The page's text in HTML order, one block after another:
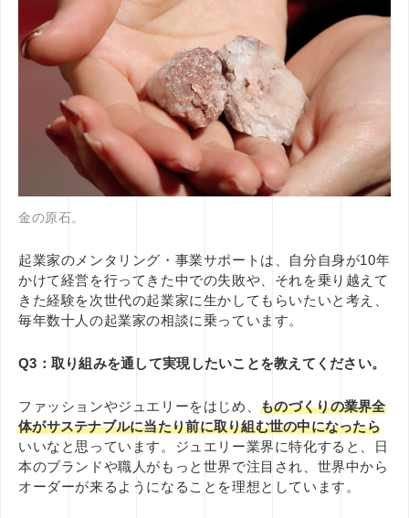
金の原石。
起業家のメンタリング・事業サポートは、自分自身が10年
かけて経営を行ってきた中での失敗や、それを乗り越えて
きた経験を次世代の起業家に生かしてもらいたいと考え、
毎年数十人の起業家の相談に乗っています。
Q3：取り組みを通して実現したいことを教えてください。
ファッションやジュエリーをはじめ、ものづくりの業界全
体がサステナブルに当たり前に取り組む世の中になったら
いいなと思っています。ジュエリー業界に特化すると、日
本のブランドや職人がもっと世界で注目され、世界中から
オーダーが来るようになることを理想としています。